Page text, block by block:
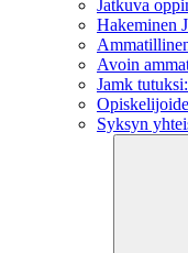
Jatkuva
Hakeminen
Avoin
Jamk
Syksyn